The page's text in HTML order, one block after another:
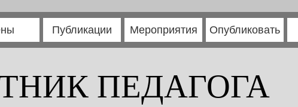
Публикации Мероприятия Опубликовать
ПЕДАГОГА